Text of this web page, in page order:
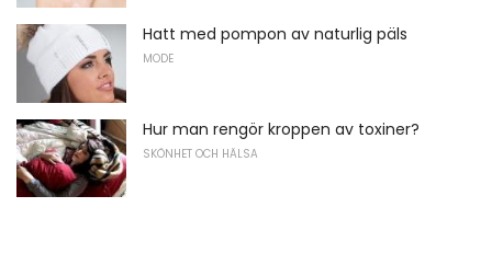
Hatt med pompon av naturlig päls
MODE
Hur man rengör kroppen av toxiner?
SKÖNHET OCH HÄLSA